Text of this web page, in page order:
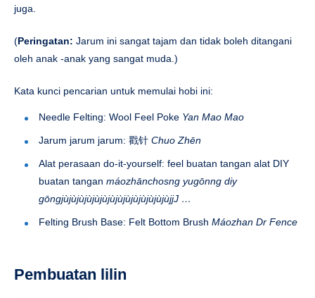
juga.
(Peringatan: Jarum ini sangat tajam dan tidak boleh ditangani
oleh anak -anak yang sangat muda.)
Kata kunci pencarian untuk memulai hobi ini:
Needle Felting: Wool Feel Poke Yan Mao Mao
Jarum jarum jarum: 戳针 Chuo Zhēn
Alat perasaan do-it-yourself: feel buatan tangan alat DIY
buatan tangan máozhānchosng yugōnng diy
gōngjùjùjùjùjùjùjùjùjùjùjùjùjùjùjjJ …
Felting Brush Base: Felt Bottom Brush Máozhan Dr Fence
Pembuatan lilin